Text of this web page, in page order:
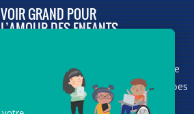
VOIR GRAND POUR
L’AMOUR DES ENFANTS
vous au cœur de la campagne majeure
Voir Grand, nous conduisons les équipes
soignantes vers les opportunités de la